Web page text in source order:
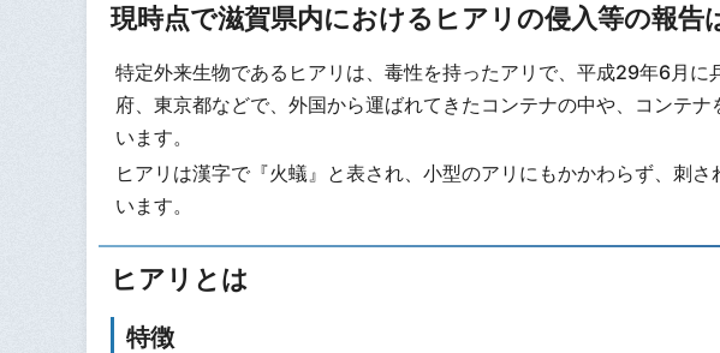
現時点で滋賀県内におけるヒアリの侵入等の報告
特定外来生物であるヒアリは、毒性を持ったアリで、平成29年6月に
府、東京都などで、外国から運ばれてきたコンテナの中や、コンテ
います。
ヒアリは漢字で『火蟻』と表され、小型のアリにもかかわらず、刺さ
います。
ヒアリとは
特徴